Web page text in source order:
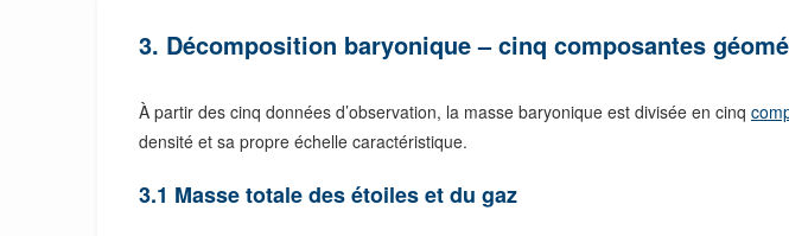
3. Décomposition baryonique – cinq composantes
À partir des cinq données d’observation, la masse baryonique est divisée en cinq
densité et sa propre échelle caractéristique.
3.1 Masse totale des étoiles et du gaz